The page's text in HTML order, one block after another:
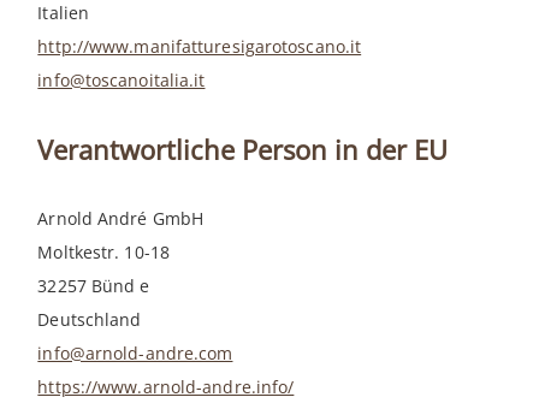
Italien
http://www.manifatturesigarotoscano.it
info@toscanoitalia.it
Verantwortliche Person in der EU
Arnold André GmbH
Moltkestr. 10-18
32257 Bünd e
Deutschland
info@arnold-andre.com
https://www.arnold-andre.info/